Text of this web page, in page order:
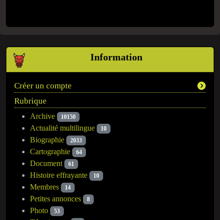
Information
Créer un compte
Rubrique
Archive 10150
Actualité multilingue 10
Biographie 2033
Cartographie 64
Document 61
Histoire effrayante 10
Membres 14
Petites annonces 8
Photo 53